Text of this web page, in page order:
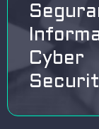
Cyber